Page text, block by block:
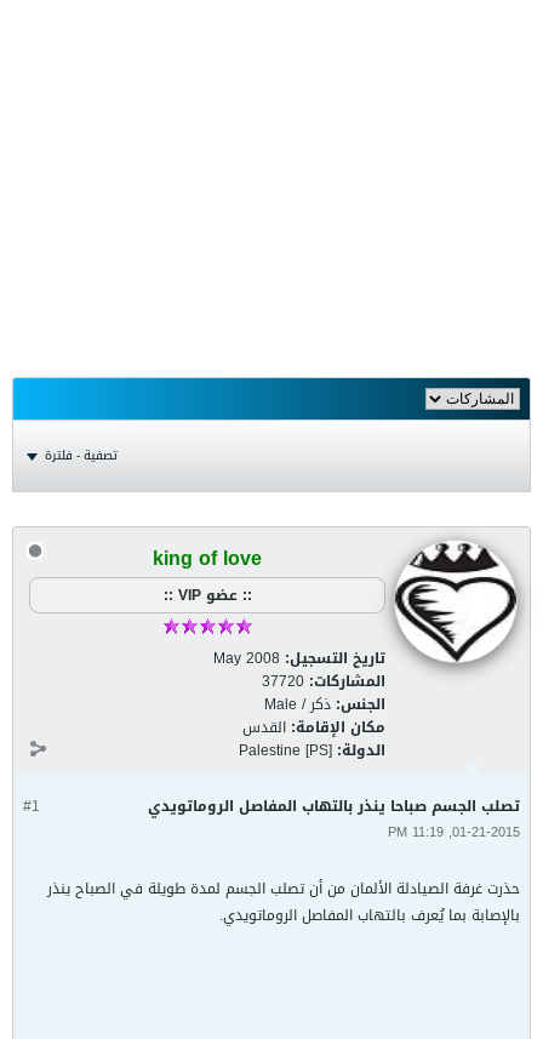
تصفية - فلترة
king of love
:: عضو VIP ::
تاريخ التسجيل: May 2008
المشاركات: 37720
الجنس: ذكر / Male
مكان الإقامة: القدس
الدولة: Palestine [PS]
#1 تصلب الجسم صباحا ينذر بالتهاب المفاصل الروماتويدي
01-21-2015, 11:19 PM
حذرت غرفة الصيادلة الألمان من أن تصلب الجسم لمدة طويلة في الصباح ينذر
بالإصابة بما يُعرف بالتهاب المفاصل الروماتويدي.